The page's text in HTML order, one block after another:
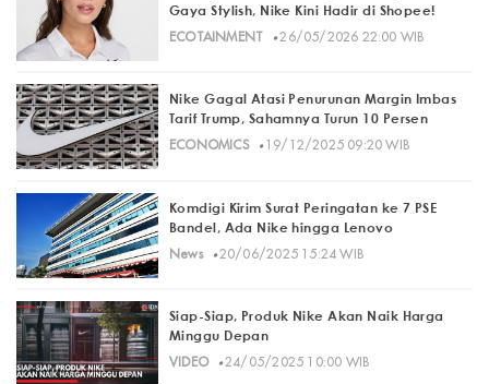
Gaya Stylish, Nike Kini Hadir di Shopee!
ECOTAINMENT
· 26/05/2026 22:00 WIB
Nike Gagal Atasi Penurunan Margin Imbas
Tarif Trump, Sahamnya Turun 10 Persen
ECONOMICS· 19/12/2025 09:20 WIB
Komdigi Kirim Surat Peringatan ke 7 PSE
Bandel, Ada Nike hingga Lenovo
News· 20/06/2025 15:24 WIB
Siap-Siap, Produk Nike Akan Naik Harga
Minggu Depan
VIDEO· 24/05/2025 10:00 WIB